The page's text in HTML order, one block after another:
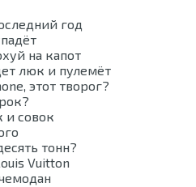
год
на капот
люк и пулемёт
этот творог?
и совок
тонн?
Vuitton